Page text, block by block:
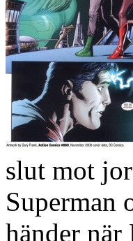
slut mot
Superman
händer när